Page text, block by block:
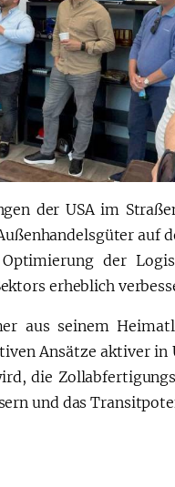
der USA im
auf
der
erheblich
aus seinem
Ansätze aktiver in
die
und das